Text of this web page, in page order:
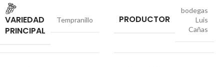
VARIEDAD
PRINCIPAL
Tempranillo PRODUCTOR
bodegas
Luis
Cañas